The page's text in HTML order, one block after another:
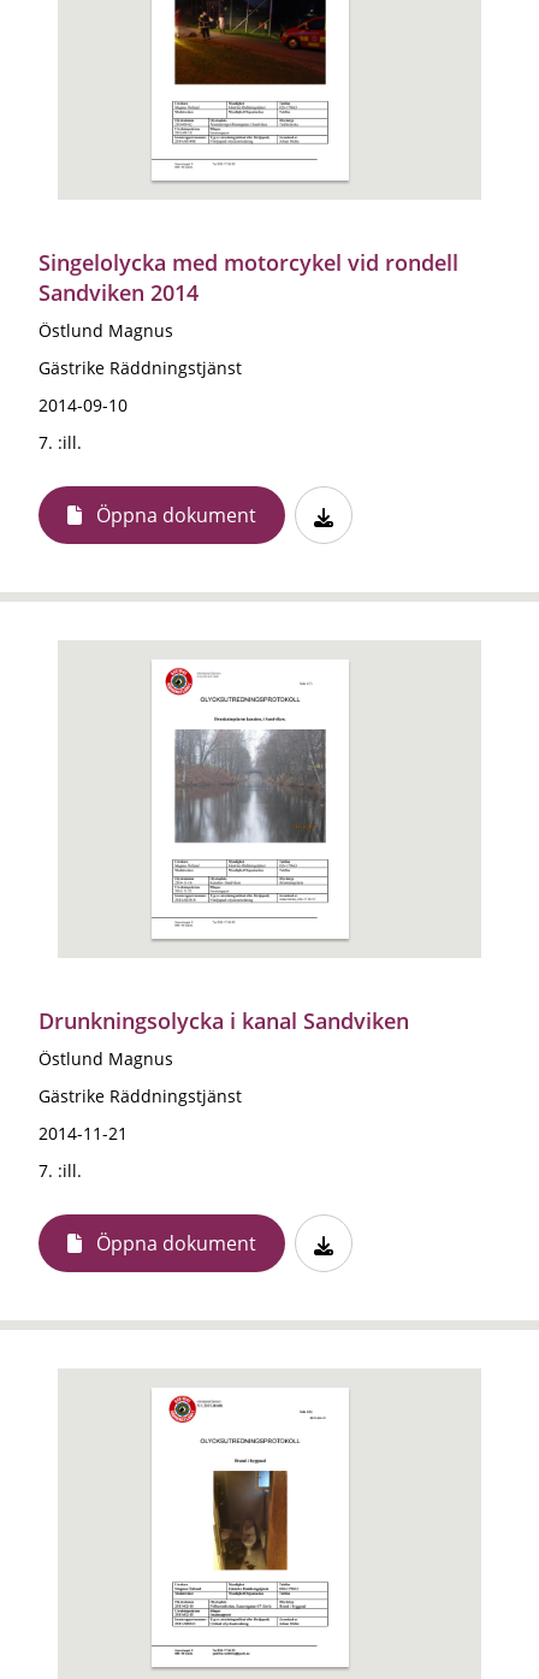
Singelolycka med motorcykel vid rondell
Sandviken 2014
Östlund Magnus
Gästrike Räddningstjänst
2014-09-10
7. :ill.
Öppna dokument
Drunkningsolycka i kanal Sandviken
Östlund Magnus
Gästrike Räddningstjänst
2014-11-21
7. :ill.
Öppna dokument